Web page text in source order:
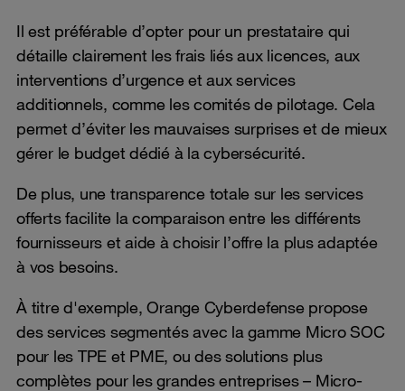
Il est préférable d’opter pour un prestataire qui
détaille clairement les frais liés aux licences, aux
interventions d’urgence et aux services
additionnels, comme les comités de pilotage. Cela
permet d’éviter les mauvaises surprises et de mieux
gérer le budget dédié à la cybersécurité.
De plus, une transparence totale sur les services
offerts facilite la comparaison entre les différents
fournisseurs et aide à choisir l’offre la plus adaptée
à vos besoins.
À titre d'exemple, Orange Cyberdefense propose
des services segmentés avec la gamme Micro SOC
pour les TPE et PME, ou des solutions plus
complètes pour les grandes entreprises – Micro-